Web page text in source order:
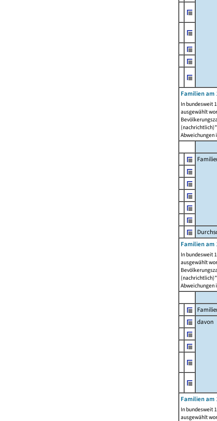
Familien am
In bundesweit
ausgewählt
Abweichungen
Familien am
In bundesweit
ausgewählt
Abweichungen
davon
Familien am
In bundesweit
ausgewählt